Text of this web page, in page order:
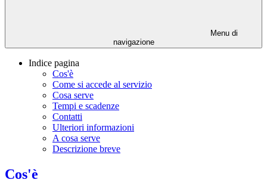
Menu di
navigazione
Indice pagina
Cos'è
Come si accede al servizio
Cosa serve
Tempi e scadenze
Contatti
Ulteriori informazioni
A cosa serve
Descrizione breve
Cos'è